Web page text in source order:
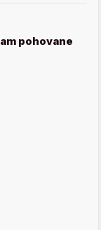
pohovane